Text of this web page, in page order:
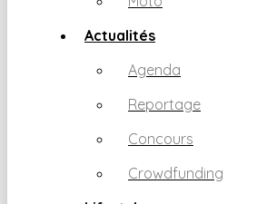
Actualités
Agenda
Reportage
Concours
Crowdfunding